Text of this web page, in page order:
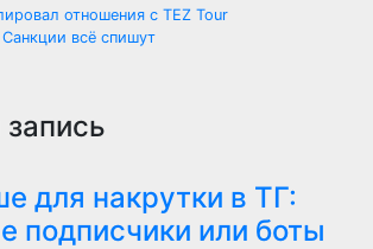
отношения с TEZ Tour
всё спишут
для накрутки в ТГ:
подписчики или боты